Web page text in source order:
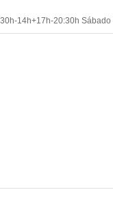
14h+17h-20:30h